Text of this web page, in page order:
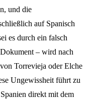
und die
auf Spanisch
es durch ein falsch
– wird nach
Torrevieja oder Elche
Ungewissheit führt zu
direkt mit dem